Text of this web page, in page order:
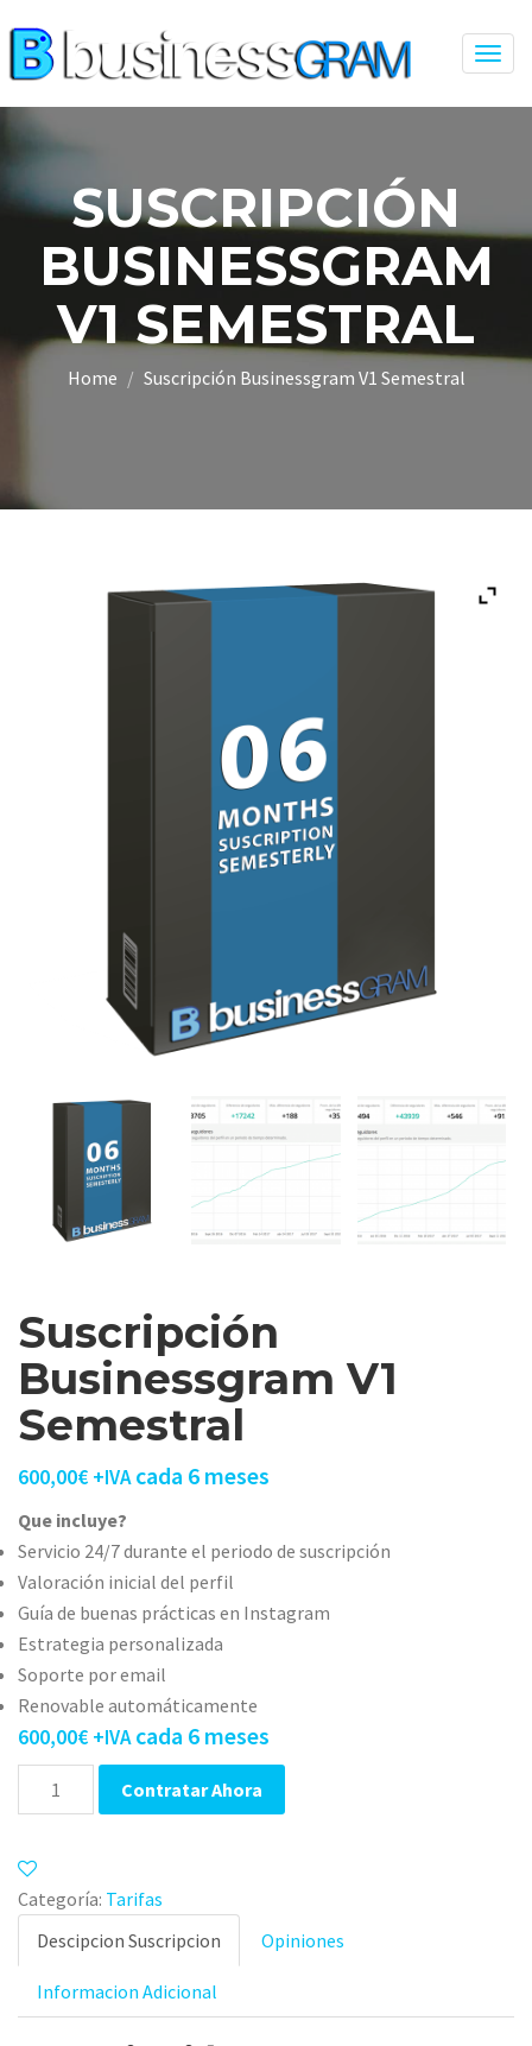
SUSCRIPCIÓN
BUSINESSGRAM
V1 SEMESTRAL
Home Suscripción Businessgram V1 Semestral
Suscripción
Businessgram V1
Semestral
600,00€ +IVA cada 6 meses
Que incluye?
Servicio 24/7 durante el periodo de suscripción
Valoración inicial del perfil
Guía de buenas prácticas en Instagram
Estrategia personalizada
Soporte por email
Renovable automáticamente
600,00€ +IVA cada 6 meses
Cantidad Contratar Ahora
Categoría: Tarifas
Descipcion Suscripcion
Opiniones
Informacion Adicional